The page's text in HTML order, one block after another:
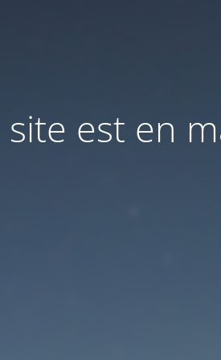
site est en